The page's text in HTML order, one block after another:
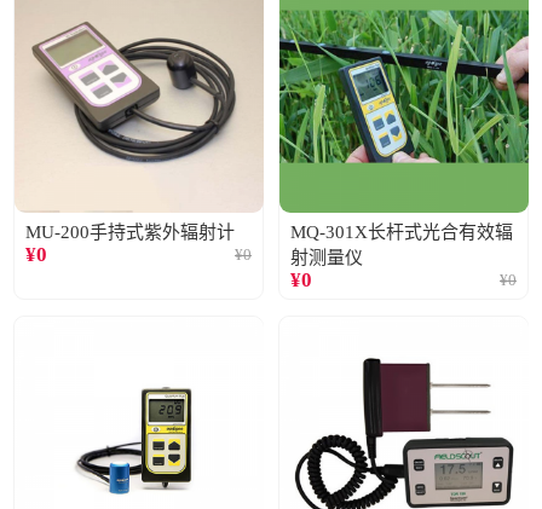
MU-200手持式紫外辐射计
¥0 ¥0
MQ-301X长杆式光合有效辐
射测量仪
¥0 ¥0